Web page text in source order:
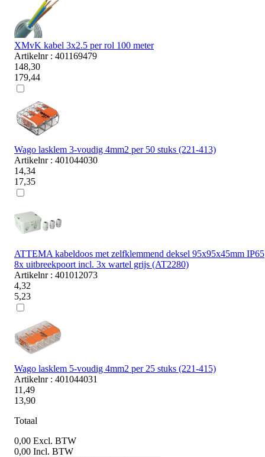
XMvK kabel 3x2.5 per rol 100 meter
Artikelnr : 401169479
148,30
179,44
Wago lasklem 3-voudig 4mm2 per 50 stuks (221-413)
Artikelnr : 401044030
14,34
17,35
ATTEMA kabeldoos met zelfklemmend deksel 95x95x45mm IP65
8x uitbreekpoort incl. 3x wartel grijs (AT2280)
Artikelnr : 401012073
4,32
5,23
Wago lasklem 5-voudig 4mm2 per 25 stuks (221-415)
Artikelnr : 401044031
11,49
13,90
Totaal
0,00 Excl. BTW
0,00 Incl. BTW